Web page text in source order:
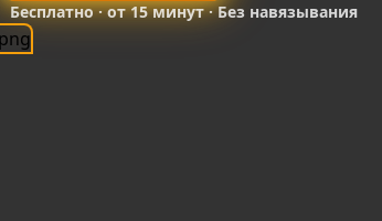
Бесплатно · от 15 минут · Без навязывания